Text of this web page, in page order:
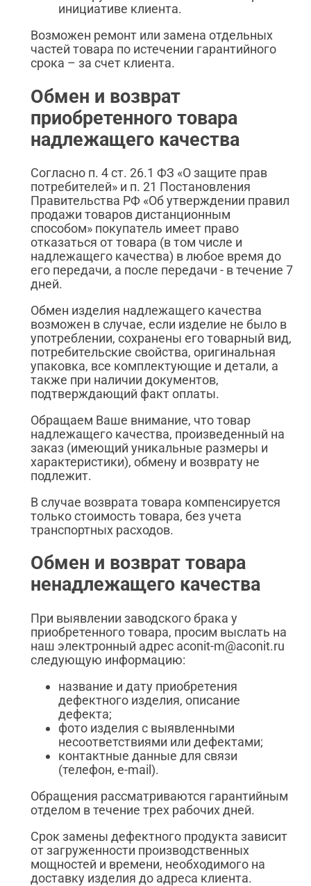
инициативе клиента.
Возможен ремонт или замена отдельных
частей товара по истечении гарантийного
срока – за счет клиента.
Обмен и возврат
приобретенного товара
надлежащего качества
Согласно п. 4 ст. 26.1 ФЗ «О защите прав
потребителей» и п. 21 Постановления
Правительства РФ «Об утверждении правил
продажи товаров дистанционным
способом» покупатель имеет право
отказаться от товара (в том числе и
надлежащего качества) в любое время до
его передачи, а после передачи - в течение 7
дней.
Обмен изделия надлежащего качества
возможен в случае, если изделие не было в
употреблении, сохранены его товарный вид,
потребительские свойства, оригинальная
упаковка, все комплектующие и детали, а
также при наличии документов,
подтверждающий факт оплаты.
Обращаем Ваше внимание, что товар
надлежащего качества, произведенный на
заказ (имеющий уникальные размеры и
характеристики), обмену и возврату не
подлежит.
В случае возврата товара компенсируется
только стоимость товара, без учета
транспортных расходов.
Обмен и возврат товара
ненадлежащего качества
При выявлении заводского брака у
приобретенного товара, просим выслать на
наш электронный адрес aconit-m@aconit.ru
следующую информацию:
название и дату приобретения
дефектного изделия, описание
дефекта;
фото изделия с выявленными
несоответствиями или дефектами;
контактные данные для связи
(телефон, e-mail).
Обращения рассматриваются гарантийным
отделом в течение трех рабочих дней.
Срок замены дефектного продукта зависит
от загруженности производственных
мощностей и времени, необходимого на
доставку изделия до адреса клиента.